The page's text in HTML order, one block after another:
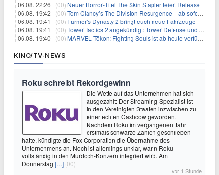
06.08. 22:26 | (00) Neuer Horror‑Titel The Skin Stapler feiert Release
06.08. 19:42 | (00) Tom Clancy’s The Division Resurgence – ab sofort für euch verfügbar
06.08. 19:41 | (00) Farmer’s Dynasty 2 bringt euch neue Fahrzeuge
06.08. 19:41 | (00) Tower Tactics 2 angekündigt: Tower Defense und Deckbuilding Kombo kehrt zurück
06.08. 19:40 | (00) MARVEL Tōkon: Fighting Souls ist ab heute verfügbar
KINO/TV-NEWS
Roku schreibt Rekordgewinn
Die Wette auf das Unternehmen hat sich
ausgezahlt: Der Streaming-Spezialist ist
in den Vereinigten Staaten inzwischen zu
einer echten Cashcow geworden.
Nachdem Roku im vergangenen Jahr
erstmals schwarze Zahlen geschrieben
hatte, kündigte die Fox Corporation die Übernahme des
Unternehmens an. Noch ist allerdings unklar, wann Roku
vollständig in den Murdoch-Konzern integriert wird. Am
Donnerstag […] (00)
vor 1 Stunde